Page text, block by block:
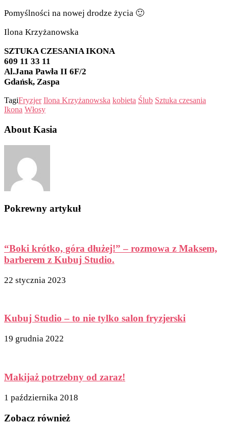
Pomyślności na nowej drodze życia 🙂
Ilona Krzyżanowska
SZTUKA CZESANIA IKONA
609 11 33 11
Al.Jana Pawła II 6F/2
Gdańsk, Zaspa
TagiFryzjer Ilona Krzyżanowska kobieta Ślub Sztuka czesania
Ikona Włosy
About Kasia
Pokrewny artykuł
“Boki krótko, góra dłużej!” – rozmowa z Maksem,
barberem z Kubuj Studio.
22 stycznia 2023
Kubuj Studio – to nie tylko salon fryzjerski
19 grudnia 2022
Makijaż potrzebny od zaraz!
1 października 2018
Zobacz również